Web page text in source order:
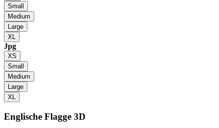
Small
Medium
Large
XL
Jpg
XS
Small
Medium
Large
XL
Englische Flagge 3D